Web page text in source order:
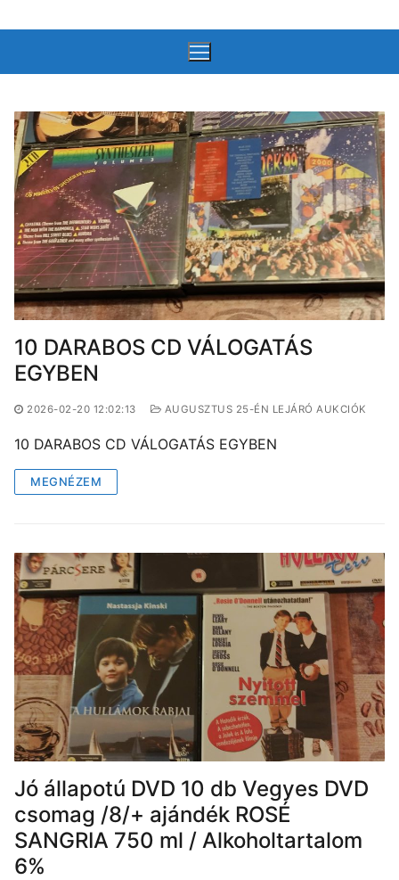
a
10 DARABOS CD VÁLOGATÁS
EGYBEN
2026-02-20 12:02:13 AUGUSZTUS 25-ÉN LEJÁRÓ AUKCIÓK
10 DARABOS CD VÁLOGATÁS EGYBEN
MEGNÉZEM
Jó állapotú DVD 10 db Vegyes DVD
csomag /8/+ ajándék ROSÉ
SANGRIA 750 ml / Alkoholtartalom
6%